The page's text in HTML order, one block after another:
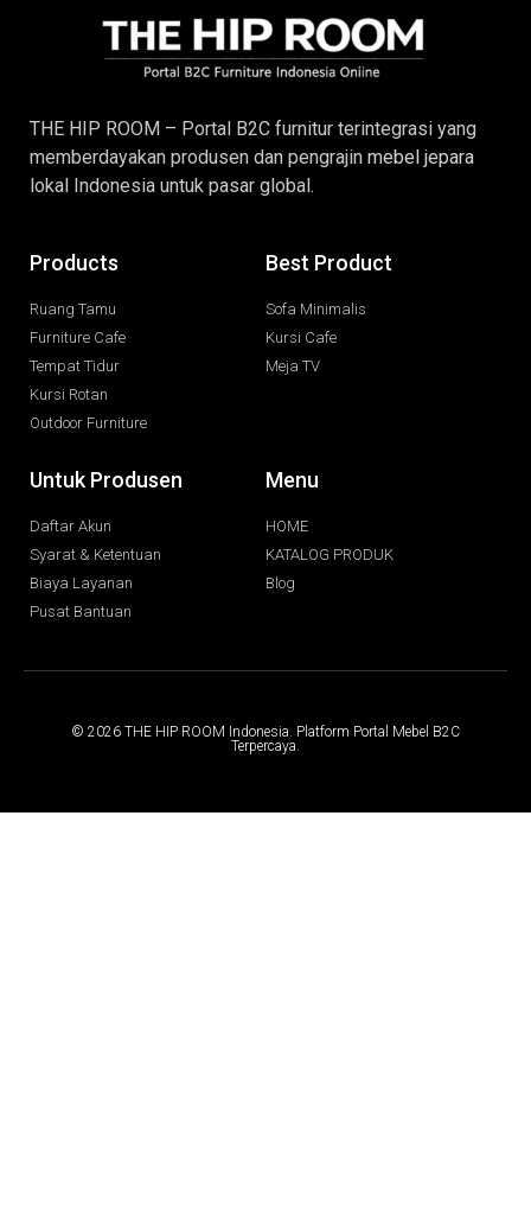
THE HIP ROOM – Portal B2C furnitur terintegrasi yang
memberdayakan produsen dan pengrajin mebel jepara
lokal Indonesia untuk pasar global.
Products
Ruang Tamu
Furniture Cafe
Tempat Tidur
Kursi Rotan
Outdoor Furniture
Best Product
Sofa Minimalis
Kursi Cafe
Meja TV
Untuk Produsen
Daftar Akun
Syarat & Ketentuan
Biaya Layanan
Pusat Bantuan
Menu
HOME
KATALOG PRODUK
Blog
© 2026 THE HIP ROOM Indonesia. Platform Portal Mebel B2C
Terpercaya.